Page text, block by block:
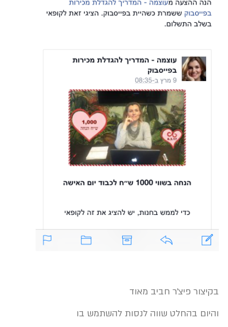
בקיצור פיצ׳ר חביב מאוד
והיום בהחלט שווה לנסות להשתמש בו